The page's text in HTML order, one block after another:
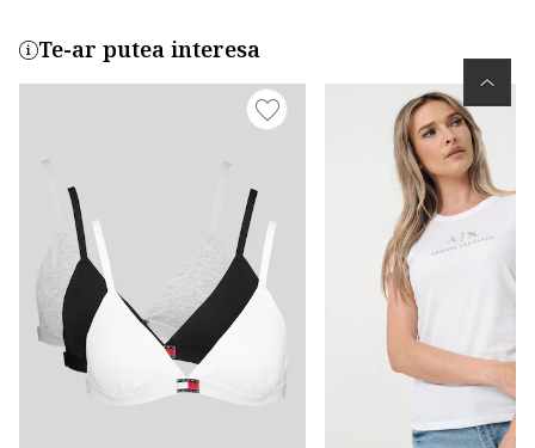
Te-ar putea interesa